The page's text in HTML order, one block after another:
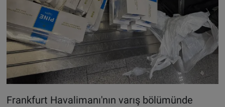
Frankfurt Havalimanı'nın varış bölümünde